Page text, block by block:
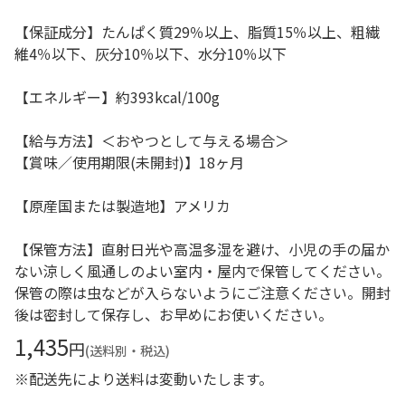
【保証成分】たんぱく質29％以上、脂質15％以上、粗繊
維4％以下、灰分10％以下、水分10％以下
【エネルギー】約393kcal/100g
【給与方法】＜おやつとして与える場合＞
【賞味／使用期限(未開封)】18ヶ月
【原産国または製造地】アメリカ
【保管方法】直射日光や高温多湿を避け、小児の手の届か
ない涼しく風通しのよい室内・屋内で保管してください。
保管の際は虫などが入らないようにご注意ください。開封
後は密封して保存し、お早めにお使いください。
1,435円(送料別・税込)
※配送先により送料は変動いたします。